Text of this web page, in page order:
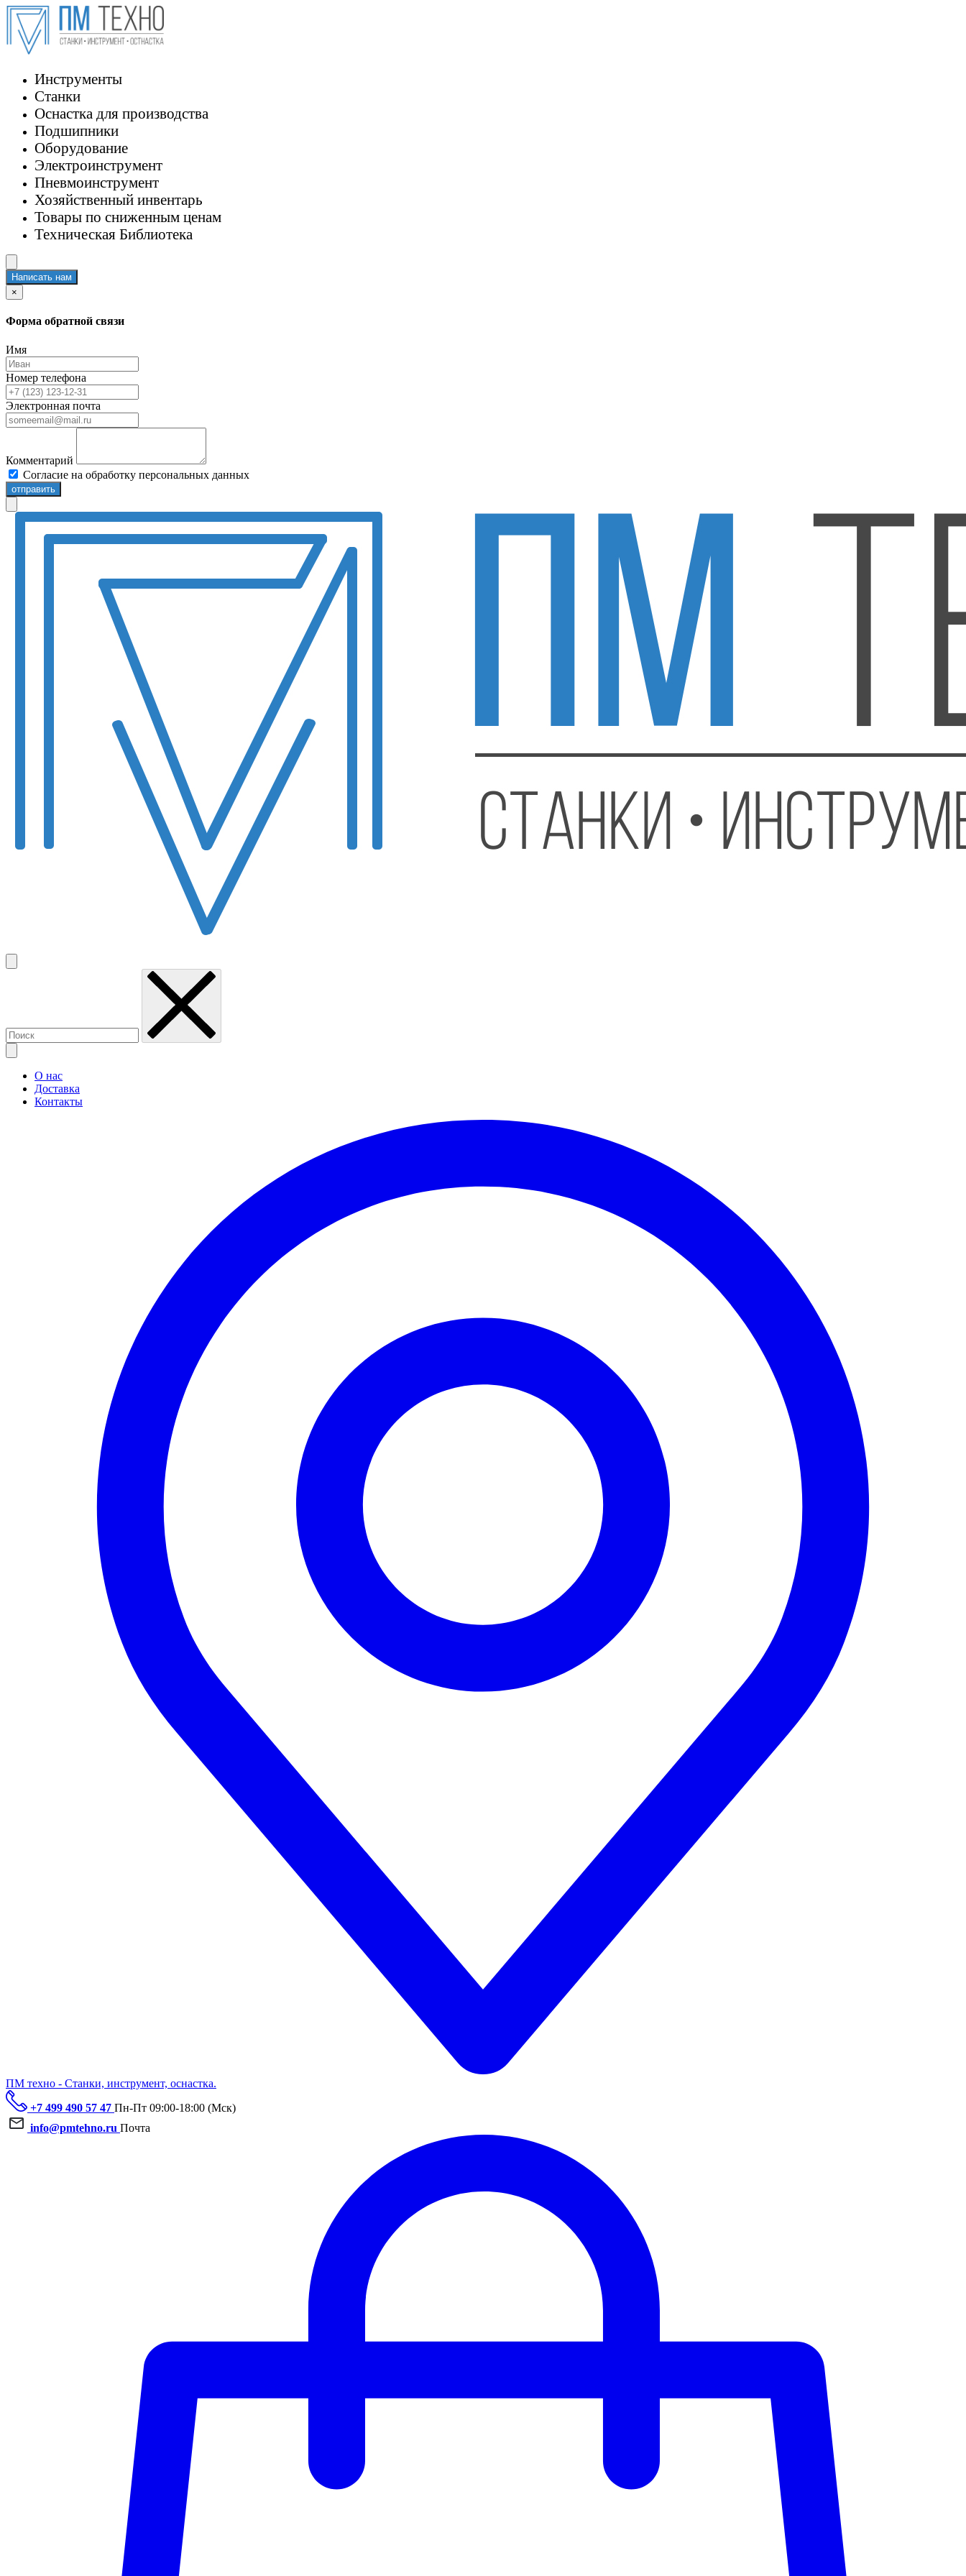
Инструменты
Станки
Оснастка для производства
Подшипники
Оборудование
Электроинструмент
Пневмоинструмент
Хозяйственный инвентарь
Товары по сниженным ценам
Техническая Библиотека
Написать нам
×
Форма обратной связи
Имя
Номер телефона
Электронная почта
Комментарий
Согласие на обработку персональных данных
отправить
О нас
Доставка
Контакты
ПМ техно - Станки, инструмент, оснастка.
+7 499 490 57 47 Пн-Пт 09:00-18:00 (Мск)
info@pmtehno.ru Почта